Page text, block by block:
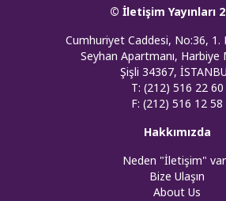
© İletişim Yayınları
Cumhuriyet Caddesi, No:36, 1.
Seyhan Apartmanı, Harbiye
Şişli 34367,
T: (212) 516 22 60
F: (212) 516 12 58
Hakkımızda
Neden "İletişim"
Bize Ulaşın
About Us